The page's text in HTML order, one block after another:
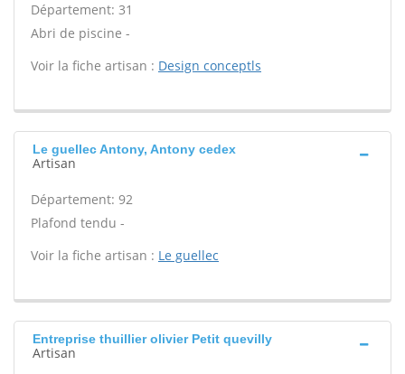
Département: 31
Abri de piscine -
Voir la fiche artisan : Design conceptls
Le guellec Antony, Antony cedex
Artisan
Département: 92
Plafond tendu -
Voir la fiche artisan : Le guellec
Entreprise thuillier olivier Petit quevilly
Artisan